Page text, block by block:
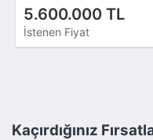
5.600.000 TL
İstenen Fiyat
Kaçırdığınız